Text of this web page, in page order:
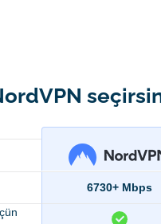
6730+ Mbps